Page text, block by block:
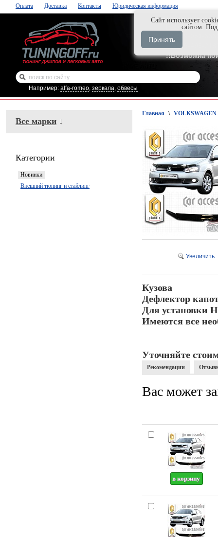
Оплата Доставка Контакты Юридическая информация
Нажми и
+7-929-495-
!!Возможна
Например: alfa-romeo, зеркала, обвесы
Все марки ↓
Категории
Новинки
Внешний тюнинг и стайлинг
Главная \ VOLKSWAGEN
Увеличить
Кузова
Дефлектор
Для установки
Имеются все
Уточняйте
Рекомендации
Вас может
Cайт использует
сайтом.
Принять